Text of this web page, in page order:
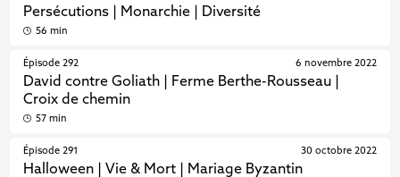
Persécutions | Monarchie | Diversité
56 min
Épisode 292
David contre Goliath | Ferme Berthe-Rousseau |
Croix de chemin
6 novembre 2022
57 min
Épisode 291
Halloween | Vie & Mort | Mariage Byzantin
30 octobre 2022